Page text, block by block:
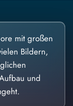
mit großen
Bildern,
und